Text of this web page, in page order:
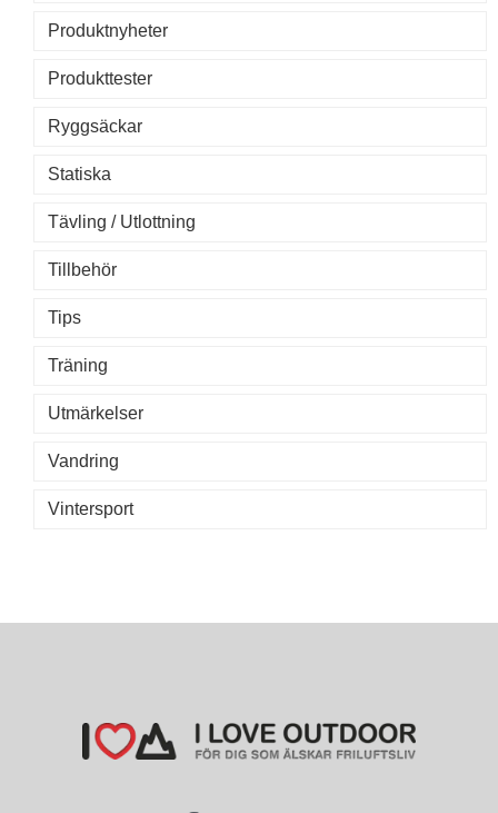
Produktnyheter
Produkttester
Ryggsäckar
Statiska
Tävling / Utlottning
Tillbehör
Tips
Träning
Utmärkelser
Vandring
Vintersport